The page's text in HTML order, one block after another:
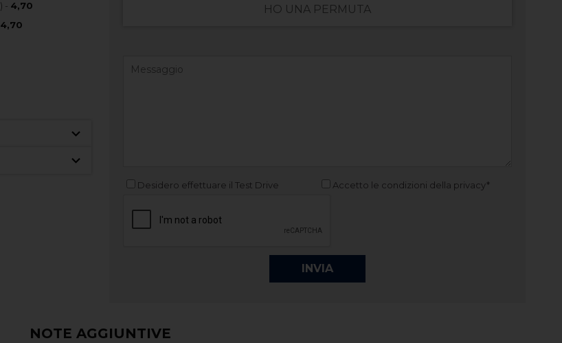
- 4,70
4,70
HO UNA PERMUTA
Desidero effettuare il Test Drive Accetto le condizioni della privacy*
NOTE AGGIUNTIVE